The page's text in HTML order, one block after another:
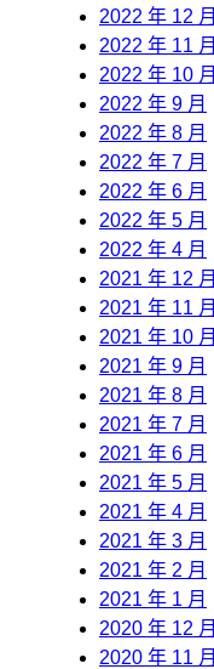
2022 年 12 月
2022 年 11 月
2022 年 10 月
2022 年 9 月
2022 年 8 月
2022 年 7 月
2022 年 6 月
2022 年 5 月
2022 年 4 月
2021 年 12 月
2021 年 11 月
2021 年 10 月
2021 年 9 月
2021 年 8 月
2021 年 7 月
2021 年 6 月
2021 年 5 月
2021 年 4 月
2021 年 3 月
2021 年 2 月
2021 年 1 月
2020 年 12 月
2020 年 11 月